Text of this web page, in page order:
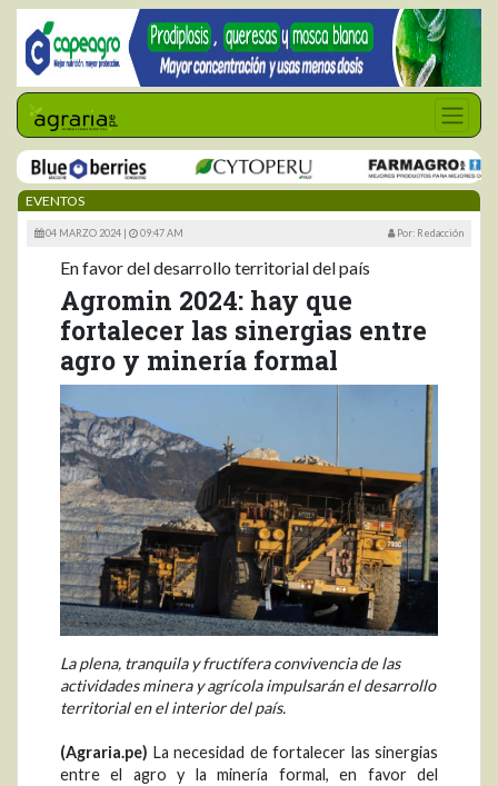
EVENTOS
04 MARZO 2024 | 09:47 AM Por: Redacción
En favor del desarrollo territorial del país
Agromin 2024: hay que
fortalecer las sinergias entre
agro y minería formal
La plena, tranquila y fructífera convivencia de las
actividades minera y agrícola impulsarán el desarrollo
territorial en el interior del país.
(Agraria.pe) La necesidad de fortalecer las sinergias
entre el agro y la minería formal, en favor del